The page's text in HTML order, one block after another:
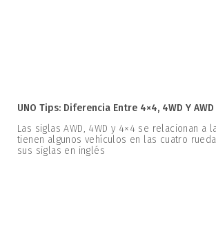
UNO Tips: Diferencia Entre 4×4, 4WD Y AWD
Las siglas AWD, 4WD y 4×4 se relacionan a
tienen algunos vehículos en las cuatro
sus siglas en inglés